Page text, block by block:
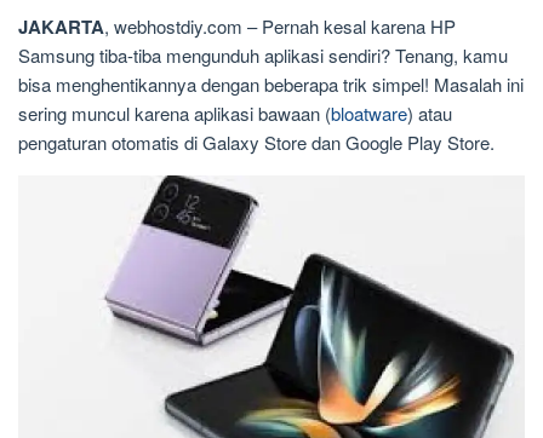
JAKARTA, webhostdiy.com – Pernah kesal karena HP
Samsung tiba-tiba mengunduh aplikasi sendiri? Tenang, kamu
bisa menghentikannya dengan beberapa trik simpel! Masalah ini
sering muncul karena aplikasi bawaan (bloatware) atau
pengaturan otomatis di Galaxy Store dan Google Play Store.